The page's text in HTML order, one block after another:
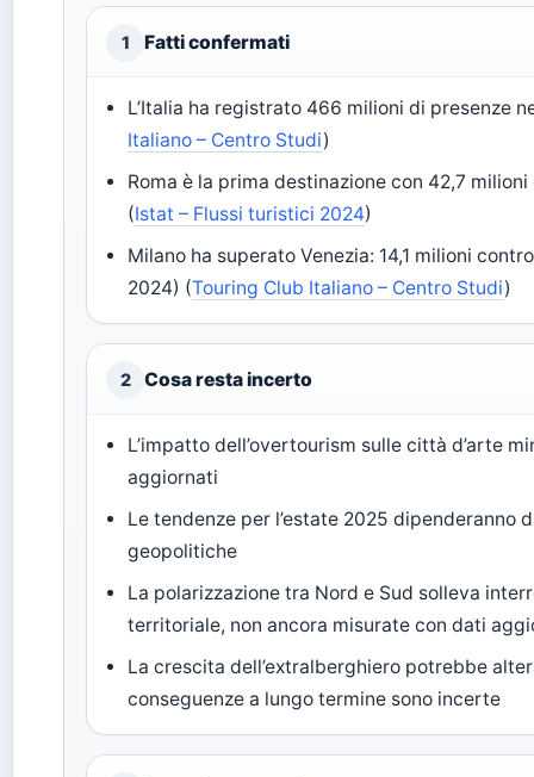
1 Fatti confermati
L’Italia ha registrato 466 milioni di presenze
Italiano – Centro Studi)
Roma è la prima destinazione con 42,7
(Istat – Flussi turistici 2024)
Milano ha superato Venezia: 14,1 milioni
2024) (Touring Club Italiano – Centro Studi)
2 Cosa resta incerto
L’impatto dell’overtourism sulle città d’arte
aggiornati
Le tendenze per l’estate 2025 dipenderanno
geopolitiche
La polarizzazione tra Nord e Sud solleva
territoriale, non ancora misurate con dati
La crescita dell’extralberghiero potrebbe
conseguenze a lungo termine sono incerte